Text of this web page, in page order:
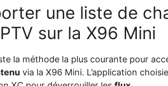
une liste de
sur la X96 Mini
la méthode la plus courante pour
via la X96 Mini. L’application